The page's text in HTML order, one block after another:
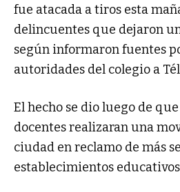
fue atacada a tiros esta
delincuentes que dejaron
según informaron fuentes
autoridades del colegio a
El hecho se dio luego de
docentes realizaran una
ciudad en reclamo de más
establecimientos